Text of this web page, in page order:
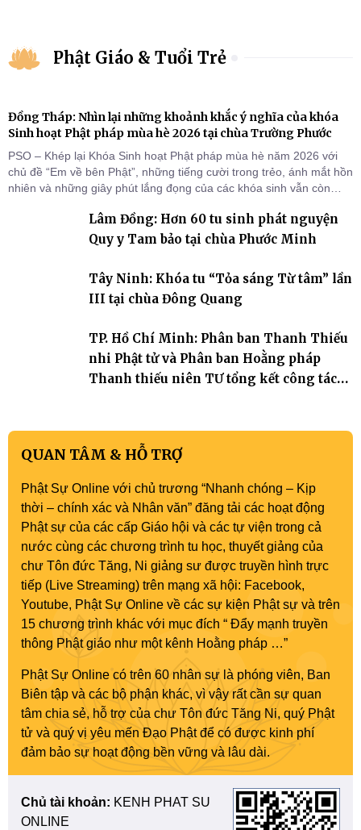
Phật Giáo & Tuổi Trẻ
Đồng Tháp: Nhìn lại những khoảnh khắc ý nghĩa của khóa
Sinh hoạt Phật pháp mùa hè 2026 tại chùa Trường Phước
PSO – Khép lại Khóa Sinh hoạt Phật pháp mùa hè năm 2026 với
chủ đề “Em về bên Phật”, những tiếng cười trong trẻo, ánh mắt hồn
nhiên và những giây phút lắng đọng của các khóa sinh vẫn còn
Tháp). Những tuần tu học ngắn ngủi nhưng đã trở thành hành
trang quý báu, gieo những hạt giống thiện l
Lâm Đồng: Hơn 60 tu sinh phát nguyện
Quy y Tam bảo tại chùa Phước Minh
Tây Ninh: Khóa tu “Tỏa sáng Từ tâm” lần
III tại chùa Đông Quang
TP. Hồ Chí Minh: Phân ban Thanh Thiếu
nhi Phật tử và Phân ban Hoằng pháp
Thanh thiếu niên TƯ tổng kết công tác
QUAN TÂM & HỖ TRỢ
Phật Sự Online với chủ trương “Nhanh chóng – Kịp
thời – chính xác và Nhân văn” đăng tải các hoạt động
Phật sự của các cấp Giáo hội và các tự viện trong cả
nước cùng các chương trình tu học, thuyết giảng của
chư Tôn đức Tăng, Ni giảng sư được truyền hình trực
tiếp (Live Streaming) trên mạng xã hội: Facebook,
Youtube, Phật Sự Online về các sự kiện Phật sự và trên
15 chương trình khác với mục đích “ Đẩy mạnh truyền
thông Phật giáo như một kênh Hoằng pháp …”
Phật Sự Online có trên 60 nhân sự là phóng viên, Ban
Biên tập và các bộ phận khác, vì vậy rất cần sự quan
tâm chia sẻ, hỗ trợ của chư Tôn đức Tăng Ni, quý Phật
tử và quý vị yêu mến Đạo Phật để có được kinh phí
đảm bảo sự hoạt động bền vững và lâu dài.
Chủ tài khoản: KENH PHAT SU
ONLINE